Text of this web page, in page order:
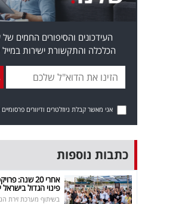
העידכונים והסיפורים החמים של
הכלכלה והתקשורת ישירות
אני מאשר קבלת ניוזלטרים ודיוורים
כתבות נוספות
אחרי 20 שנה:
פינוי הגדול בישראל
בשיתוף מערכת זירת